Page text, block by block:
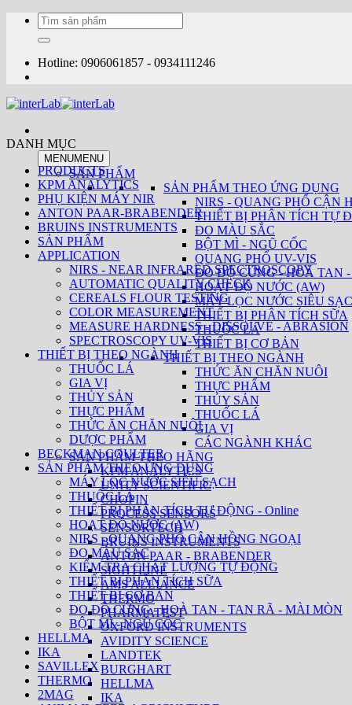
dung
Tìm
kiếm:
Hotline: 0906061857 - 0934111246
MENUMENU
SẢN PHẨM
SẢN PHẨM THEO ỨNG DỤNG
NIRS - QUANG PHỔ CẬN
THIẾT BỊ PHÂN TÍCH TỰ
ĐO MÀU SẮC
BỘT MÌ - NGŨ CỐC
QUANG PHỔ UV-VIS
ĐO ĐỘ CỨNG - HOÀ TAN
HOẠT ĐỘ NƯỚC (AW)
MÁY LỌC NƯỚC SIÊU
THIẾT BỊ PHÂN TÍCH SỮA
THUỐC LÁ
THIẾT BỊ CƠ BẢN
THIẾT BỊ THEO NGÀNH
THỨC ĂN CHĂN NUÔI
THỰC PHẨM
THỦY SẢN
THUỐC LÁ
GIA VỊ
CÁC NGÀNH KHÁC
SẢN PHẨM THEO HÃNG
KPM ANALYTICS
UNITY SCIENTIFIC
CHOPIN
PROCESS SENSORS
SENSORTECH
BRUINS INSTRUMENTS
ANTON PAAR - BRABENDER
SIGHTLINE
AMS ALLIANCE
THERMO
PHARMATEST
OXFORD INSTRUMENTS
AVIDITY SCIENCE
LANDTEK
BURGHART
HELLMA
IKA
DANH MỤC
PRODUCTS
KPM ANALYTICS
PHỤ KIỆN MÁY NIR
ANTON PAAR-BRABENDER
BRUINS INSTRUMENTS
SẢN PHẨM
APPLICATION
NIRS - NEAR INFRARED SPECTROSCOPY
AUTOMATIC QUALITY CHECK
CEREALS FLOUR TESTING
COLOR MEASUREMENT
MEASURE HARDNESS - DISSOLVE - ABRASION
SPECTROSCOPY UV-VIS
THIẾT BỊ THEO NGÀNH
THUỐC LÁ
GIA VỊ
THỦY SẢN
THỰC PHẨM
THỨC ĂN CHĂN NUÔI
DƯỢC PHẨM
BECKMAN COULTER
SẢN PHẨM THEO ỨNG DỤNG
MÁY LỌC NƯỚC SIÊU SẠCH
THUỐC LÁ
THIẾT BỊ PHÂN TÍCH TỰ ĐỘNG - Online
HOẠT ĐỘ NƯỚC (AW)
NIRS - QUANG PHỔ CẬN HỒNG NGOẠI
ĐO MÀU SẮC
KIỂM TRA CHẤT LƯỢNG TỰ ĐỘNG
THIẾT BỊ PHÂN TÍCH SỮA
THIẾT BỊ CƠ BẢN
ĐO ĐỘ CỨNG - HOÀ TAN - TAN RÃ - MÀI MÒN
BỘT MÌ - NGŨ CỐC
HELLMA
IKA
SAVILLEX
THERMO
2MAG